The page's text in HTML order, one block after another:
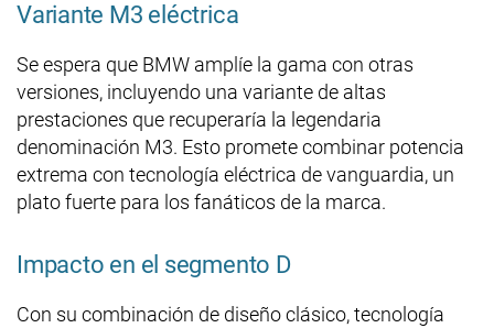
Variante M3 eléctrica
Se espera que BMW amplíe la gama con otras
versiones, incluyendo una variante de altas
prestaciones que recuperaría la legendaria
denominación M3. Esto promete combinar potencia
extrema con tecnología eléctrica de vanguardia, un
plato fuerte para los fanáticos de la marca.
Impacto en el segmento D
Con su combinación de diseño clásico, tecnología